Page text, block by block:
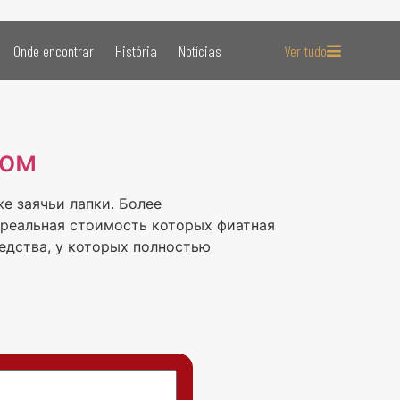
Onde encontrar História Notícias Ver tudo
заячьи лапки. Более
стоимость которых фиатная
у которых полностью